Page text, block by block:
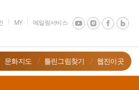
MY 메일링서비스
문화지도 틀린그림찾기 웹진이곳